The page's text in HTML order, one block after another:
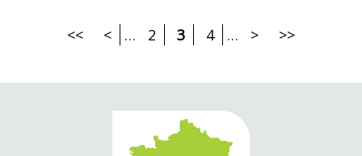
<< < … 2 3 4 … > >>